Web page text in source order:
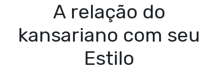
A relação do
kansariano com seu
Estilo